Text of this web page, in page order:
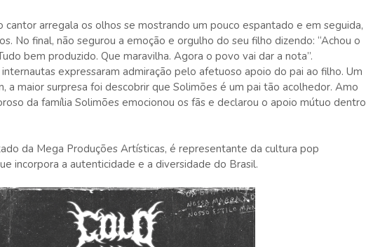
arregala os olhos se mostrando um pouco espantado e em seguida,
No final, não segurou a emoção e orgulho do seu filho dizendo: “Achou o
bem produzido. Que maravilha. Agora o povo vai dar a nota”.
expressaram admiração pelo afetuoso apoio do pai ao filho. Um
a maior surpresa foi descobrir que Solimões é um pai tão acolhedor. Amo
da família Solimões emocionou os fãs e declarou o apoio mútuo dentro
da Mega Produções Artísticas, é representante da cultura pop
incorpora a autenticidade e a diversidade do Brasil.